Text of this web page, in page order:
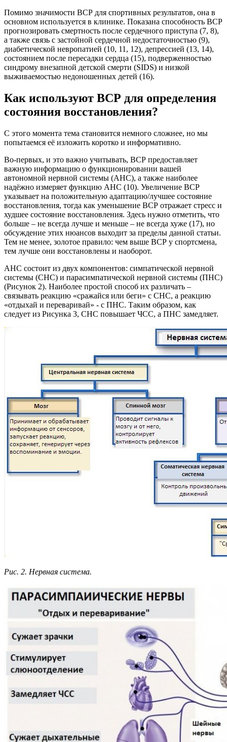
Помимо значимости ВСР для спортивных результатов, она в
основном используется в клинике. Показана способность ВСР
прогнозировать смертность после сердечного приступа (7, 8),
а также связь с застойной сердечной недостаточностью (9),
диабетической невропатией (10, 11, 12), депрессией (13, 14),
состоянием после пересадки сердца (15), подверженностью
синдрому внезапной детской смерти (SIDS) и низкой
выживаемостью недоношенных детей (16).
Как используют ВСР для определения
состояния восстановления?
С этого момента тема становится немного сложнее, но мы
попытаемся её изложить коротко и информативно.
Во-первых, и это важно учитывать, ВСР предоставляет
важную информацию о функционировании вашей
автономной нервной системы (АНС), а также наиболее
надёжно измеряет функцию АНС (10). Увеличение ВСР
указывает на положительную адаптацию/лучшее состояние
восстановления, тогда как уменьшение ВСР отражает стресс и
худшее состояние восстановления. Здесь нужно отметить, что
больше – не всегда лучше и меньше – не всегда хуже (17), но
обсуждение этих нюансов выходит за пределы данной статьи.
Тем не менее, золотое правило: чем выше ВСР у спортсмена,
тем лучше они восстановлены и наоборот.
АНС состоит из двух компонентов: симпатической нервной
системы (СНС) и парасимпатической нервной системы (ПНС)
(Рисунок 2). Наиболее простой способ их различать –
связывать реакцию «сражайся или беги» с СНС, а реакцию
«отдыхай и переваривай» - с ПНС. Таким образом, как
следует из Рисунка 3, СНС повышает ЧСС, а ПНС замедляет.
Рис. 2. Нервная система.